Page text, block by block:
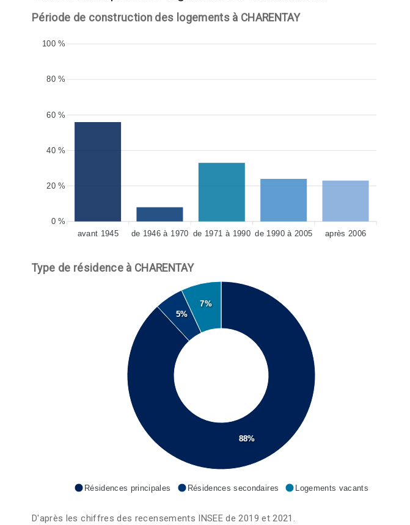
Période de construction des logements à CHARENTAY
100 %
80 %
60 %
40 %
20 %
0 %
avant 1945
de 1946 à 1970 de 1971 à 1990 de 1990 à 2005 après 2006
Type de résidence à CHARENTAY
88%
5%
7%
Résidences principales Résidences secondaires Logements vacants
D'après les chiffres des recensements INSEE de 2019 et 2021.